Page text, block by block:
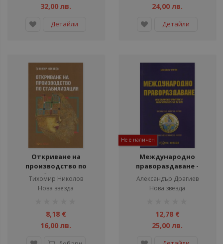
32,00 лв.
Детайли
24,00 лв.
Детайли
Откриване на
производство по
стабилизация
Тихомир Николов
Нова звезда
8,18 €
16,00 лв.
Не е наличен
Международно
правораздаване -
Международен
арбитраж и
Международен съд на
основно преработено
издание
Александър Драгиев
Нова звезда
12,78 €
25,00 лв.